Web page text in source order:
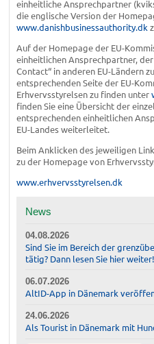
einheitliche Ansprechpartner
die englische Version der
www.danishbusinessauthority.dk
Auf der Homepage der EU-
einheitlichen Ansprechpartner,
Contact“ in anderen EU-Ländern
entsprechenden Seite der EU-
Erhvervsstyrelsen zu finden unter
finden Sie eine Übersicht der
entsprechenden einheitlichen
EU-Landes weiterleitet.
Beim Anklicken des jeweiligen
zu der Homepage von
www.erhvervsstyrelsen.dk
News
04.08.2026
Sind Sie im Bereich der
tätig? Dann lesen Sie hier weiter!
06.07.2026
AltID-App in Dänemark
24.06.2026
Als Tourist in Dänemark mit